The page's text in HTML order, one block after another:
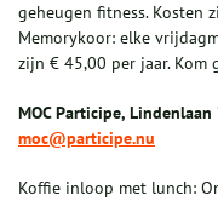
geheugen fitness. Kosten
Memorykoor: elke
zijn € 45,00 per jaar. Kom
MOC Participe,
moc@participe.nu
Koffie inloop met lunch: